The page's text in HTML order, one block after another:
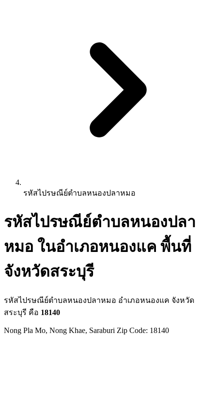
รหัสไปรษณีย์ตำบลหนองปลาหมอ
รหัสไปรษณีย์ตำบลหนองปลา
หมอ ในอำเภอหนองแค พื้นที่
จังหวัดสระบุรี
รหัสไปรษณีย์ตำบลหนองปลาหมอ อำเภอหนองแค จังหวัด
สระบุรี คือ 18140
Nong Pla Mo, Nong Khae, Saraburi Zip Code: 18140